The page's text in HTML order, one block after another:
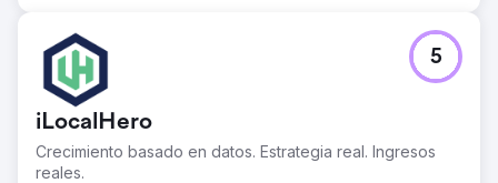
iLocalHero
Crecimiento basado en datos. Estrategia real. Ingresos
reales.
5